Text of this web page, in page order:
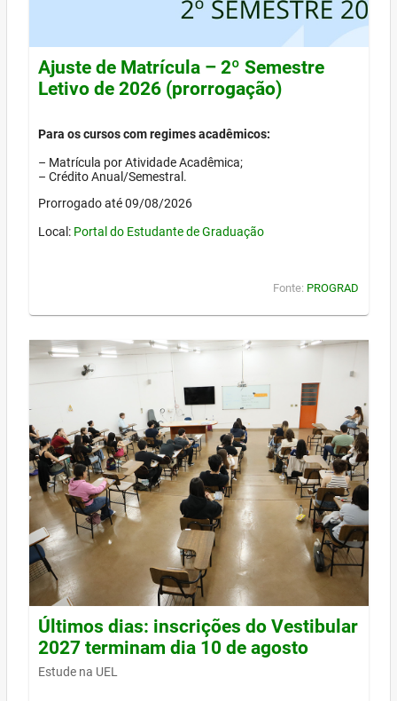
Ajuste de Matrícula – 2º Semestre
Letivo de 2026 (prorrogação)
Para os cursos com regimes acadêmicos:
– Matrícula por Atividade Acadêmica;
– Crédito Anual/Semestral.
Prorrogado até 09/08/2026
Local: Portal do Estudante de Graduação
Fonte: PROGRAD
Últimos dias: inscrições do Vestibular
2027 terminam dia 10 de agosto
Estude na UEL